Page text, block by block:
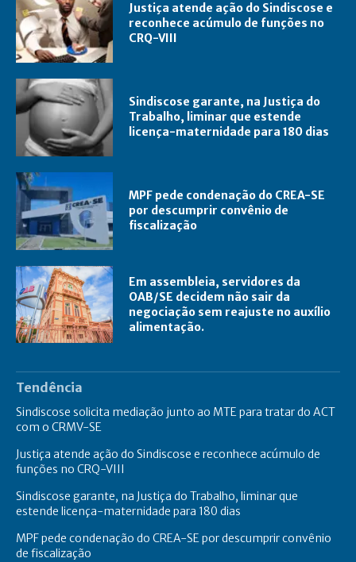
Justiça atende ação do Sindiscose e
reconhece acúmulo de funções no
CRQ-VIII
Sindiscose garante, na Justiça do
Trabalho, liminar que estende
licença-maternidade para 180 dias
MPF pede condenação do CREA-SE
por descumprir convênio de
fiscalização
Em assembleia, servidores da
OAB/SE decidem não sair da
negociação sem reajuste no auxílio
alimentação.
Tendência
Sindiscose solicita mediação junto ao MTE para tratar do ACT
com o CRMV-SE
Justiça atende ação do Sindiscose e reconhece acúmulo de
funções no CRQ-VIII
Sindiscose garante, na Justiça do Trabalho, liminar que
estende licença-maternidade para 180 dias
MPF pede condenação do CREA-SE por descumprir convênio
de fiscalização